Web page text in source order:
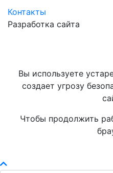
Контакты
Разработка сайта
Вы используете
создает угрозу
Чтобы продолжить